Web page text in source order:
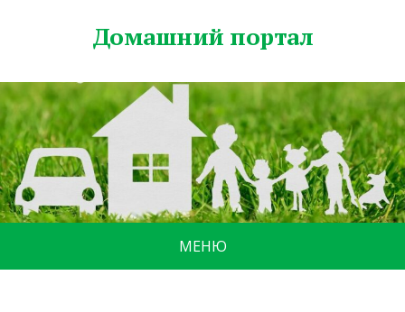
Домашний портал
МЕНЮ